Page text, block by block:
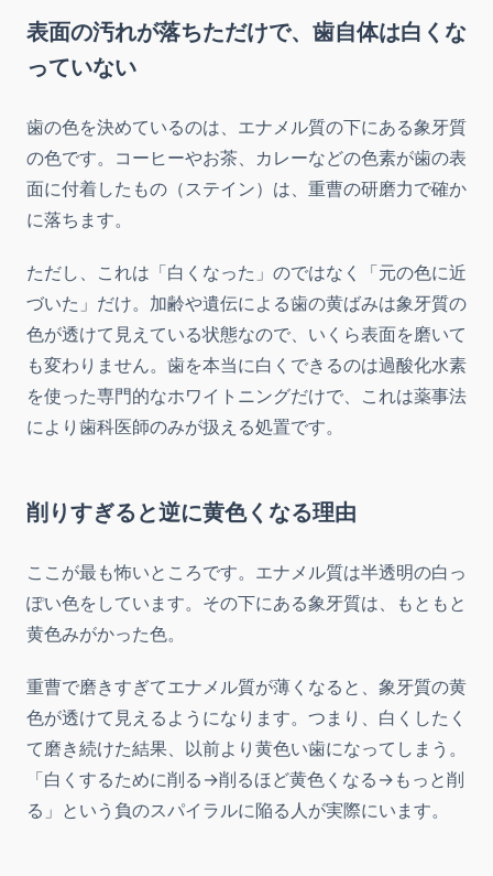
表面の汚れが落ちただけで、歯自体は白くな
っていない
歯の色を決めているのは、エナメル質の下にある象牙質
の色です。コーヒーやお茶、カレーなどの色素が歯の表
面に付着したもの（ステイン）は、重曹の研磨力で確か
に落ちます。
ただし、これは「白くなった」のではなく「元の色に近
づいた」だけ。加齢や遺伝による歯の黄ばみは象牙質の
色が透けて見えている状態なので、いくら表面を磨いて
も変わりません。歯を本当に白くできるのは過酸化水素
を使った専門的なホワイトニングだけで、これは薬事法
により歯科医師のみが扱える処置です。
削りすぎると逆に黄色くなる理由
ここが最も怖いところです。エナメル質は半透明の白っ
ぽい色をしています。その下にある象牙質は、もともと
黄色みがかった色。
重曹で磨きすぎてエナメル質が薄くなると、象牙質の黄
色が透けて見えるようになります。つまり、白くしたく
て磨き続けた結果、以前より黄色い歯になってしまう。
「白くするために削る→削るほど黄色くなる→もっと削
る」という負のスパイラルに陥る人が実際にいます。